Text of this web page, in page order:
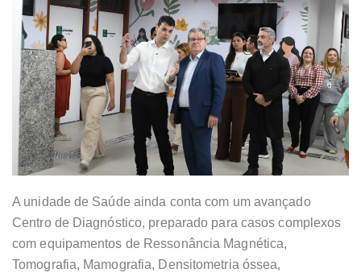
A unidade de Saúde ainda conta com um avançado
Centro de Diagnóstico, preparado para casos complexos
com equipamentos de Ressonância Magnética,
Tomografia, Mamografia, Densitometria óssea,